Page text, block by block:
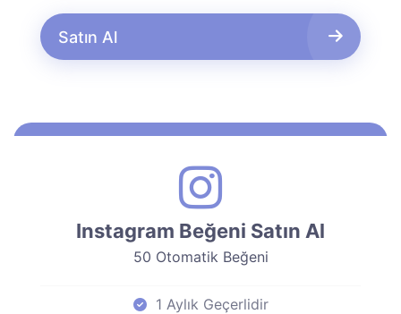
Satın Al
Instagram Beğeni Satın Al
50 Otomatik Beğeni
1 Aylık Geçerlidir